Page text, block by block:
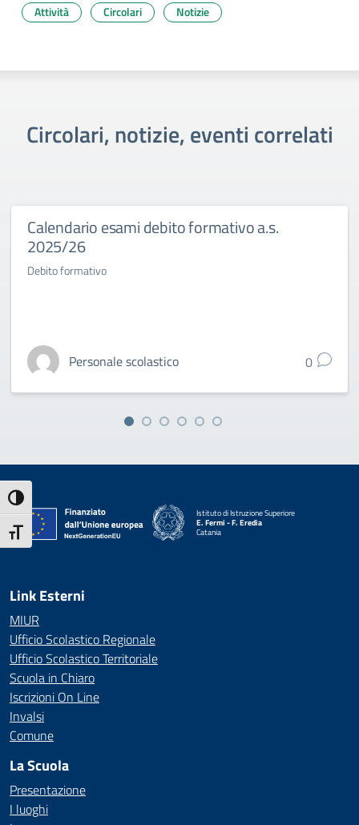
Attiva/disattiva alto contrasto
Attiva/disattiva dimensione testo
Attività Circolari Notizie
Circolari, notizie, eventi correlati
Calendario esami debito formativo a.s.
2025/26
Debito formativo
Personale scolastico 0
Istituto di Istruzione Superiore
E. Fermi - F. Eredia
Catania
Link Esterni
MIUR
Ufficio Scolastico Regionale
Ufficio Scolastico Territoriale
Scuola in Chiaro
Iscrizioni On Line
Invalsi
Comune
La Scuola
Presentazione
I luoghi